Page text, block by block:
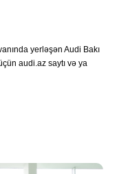
yerləşən Audi Bakı
audi.az saytı və ya